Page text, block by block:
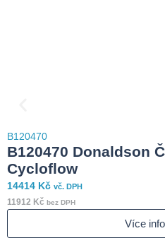
B120470
B120470 Donaldson
Cycloflow
14414 Kč vč. DPH
11912 Kč bez DPH
Více